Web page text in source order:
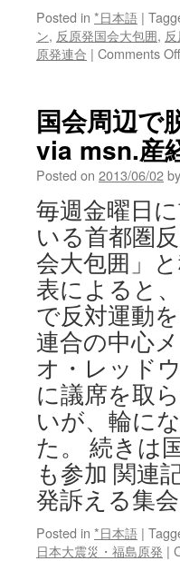
Posted in *日本語 |
ン, 反原発国会大包囲,
原発連合 | Comments Off
国会周辺で
via msn.産
Posted on 2013/06/02by
毎週金曜日
いる首都圏
会大包囲」
表によると
で反対運動
連合の中心
オ・レッド
に議席を取
いが、輪に
た。 続きは
も参加 関連
発訴える集
Posted in *日本語 |
日本大震災・福島原発 |